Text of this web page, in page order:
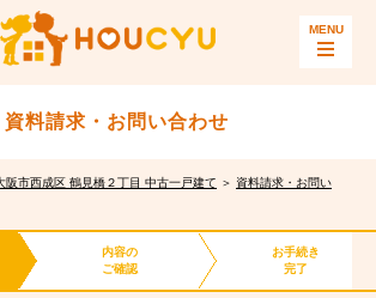
資料請求・お問い合わせ
阪市西成区 鶴見橋２丁目 中古一戸建て ＞ 資料請求・お問い
内容の
ご確認
お手続き
完了